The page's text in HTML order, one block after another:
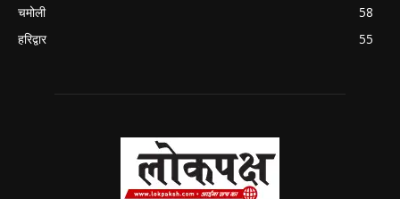
चमोली
58
हरिद्वार
55